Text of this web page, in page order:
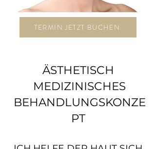
TERMIN JETZT BUCHEN
ÄSTHETISCH
MEDIZINISCHES
BEHANDLUNGSKONZE
PT